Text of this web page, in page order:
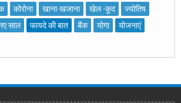
कोरोना खाना-खजाना खेल -कूद
ज्योतिष
साल फायदे की बात बैंक योगा
योजनाएं